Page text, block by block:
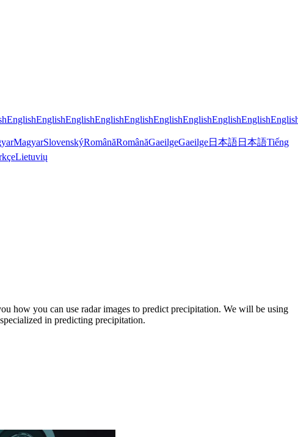
EnglishEnglishEnglishEnglishEnglishEnglishEnglishEnglishEnglish
MagyarSlovenskýRomânăRomânăGaeilgeGaeilge日本語日本語Tiếng
Lietuvių
how you can use radar images to predict precipitation. We will be using
in predicting precipitation.